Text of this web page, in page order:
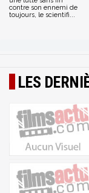
contre son ennemi de
toujours, le scientifi...
LES